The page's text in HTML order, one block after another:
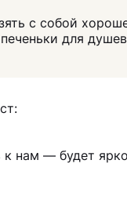
с собой
для
к нам — будет